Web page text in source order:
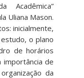
Acadêmica”
Uliana Mason.
inicialmente,
o plano
de horários
importância de
da